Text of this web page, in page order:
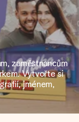
odešleme –
chvíli, kdy na
Reviews
zaměstnancům
Vytvořte si
jménem,